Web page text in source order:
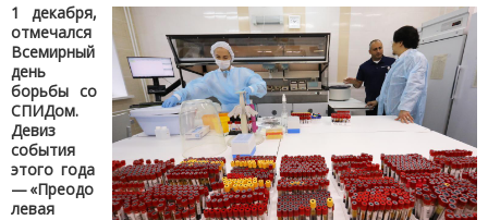
1 декабря,
отмечался
Всемирный
день
борьбы со
СПИДом.
Девиз
события
этого года
— «Преодо
левая